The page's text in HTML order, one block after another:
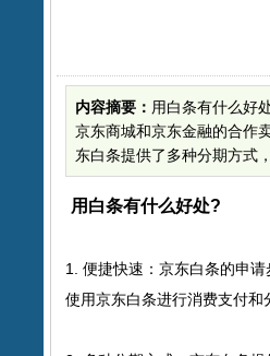
内容摘要： 用白条有什么好
京东商城和京东金融的合作
东白条提供了多种分期方式
用白条有什么好处?
1. 便捷快速：京东白条的申
使用京东白条进行消费支付和